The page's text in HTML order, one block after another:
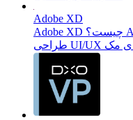
Adobe XD
Adobe XD چیست؟ Adobe XD یکی از برنامه‌های مطرح